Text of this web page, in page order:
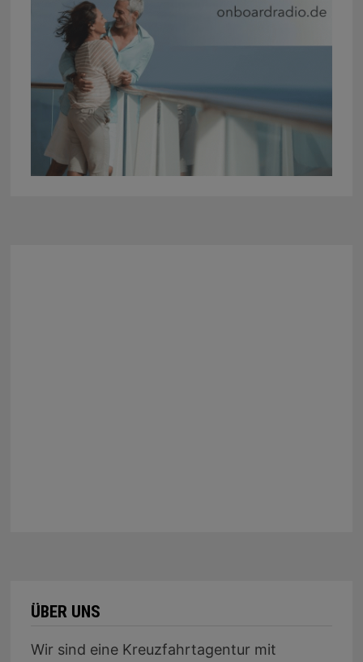
ÜBER UNS
Wir sind eine Kreuzfahrtagentur mit